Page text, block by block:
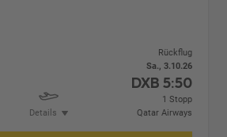
Details
Rückflug
Sa., 3.10.26
DXB 5:50
1 Stopp
Qatar Airways